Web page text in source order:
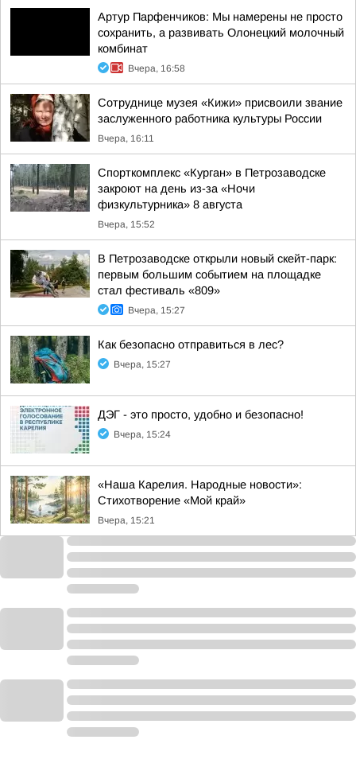
Артур Парфенчиков: Мы намерены не просто
сохранить, а развивать Олонецкий молочный
комбинат
Вчера, 16:58
Сотруднице музея «Кижи» присвоили звание
заслуженного работника культуры России
Вчера, 16:11
Спорткомплекс «Курган» в Петрозаводске
закроют на день из-за «Ночи
физкультурника» 8 августа
Вчера, 15:52
В Петрозаводске открыли новый скейт-парк:
первым большим событием на площадке
стал фестиваль «809»
Вчера, 15:27
Как безопасно отправиться в лес?
Вчера, 15:27
ДЭГ - это просто, удобно и безопасно!
Вчера, 15:24
«Наша Карелия. Народные новости»:
Стихотворение «Мой край»
Вчера, 15:21